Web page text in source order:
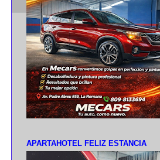
APARTAHOTEL FELIZ ESTANCIA